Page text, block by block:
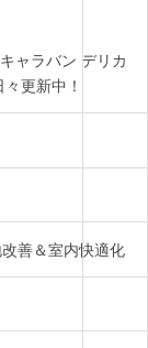
ャラバン デリカ
更新中！
善＆室内快適化